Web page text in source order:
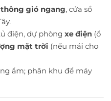
thông gió ngang, cửa sổ
điện, dự phòng xe điện (ổ
mặt trời (nếu mái cho
ẩm; phân khu để máy